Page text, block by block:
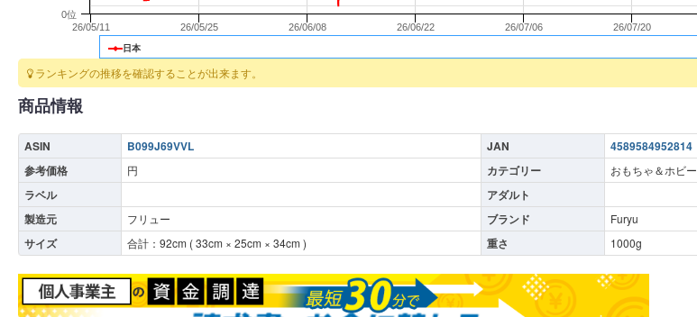
日本
26/05/11 26/05/25 26/06/08 26/06/22 26/07/06 26/07/20
0位
ランキングの推移を確認することが出来ます。
商品情報
ASIN B099J69VVL JAN
4589584952814
参考価格
円 カテゴリー おもちゃ＆ホビー
ラベル
アダルト
製造元
フリュー ブランド Furyu
サイズ 合計： 92cm (33cm × 25cm × 34cm ) 重さ 1000g